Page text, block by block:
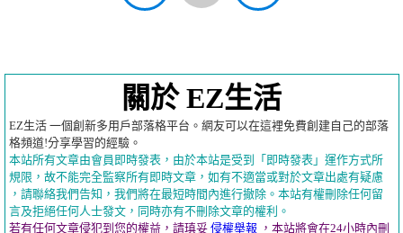
關於 EZ生活
EZ生活 一個創新多用戶部落格平台。網友可以在這裡免費創建自己的部落
格頻道!分享學習的經驗。
本站所有文章由會員即時發表，由於本站是受到「即時發表」運作方式所
規限，故不能完全監察所有即時文章，如有不適當或對於文章出處有疑慮
，請聯絡我們告知，我們將在最短時間內進行撤除。本站有權刪除任何留
言及拒絕任何人士發文，同時亦有不刪除文章的權利。
若有任何文章侵犯到您的權益，請瑱妥 侵權舉報 ，本站將會在24小時內刪